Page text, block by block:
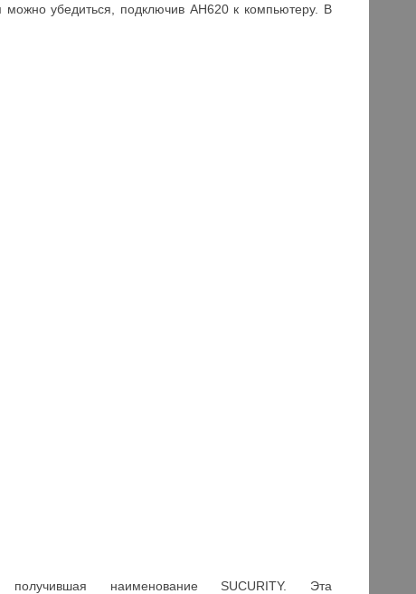
убедиться, подключив AH620 к компьютеру. В
наименование SUCURITY. Эта